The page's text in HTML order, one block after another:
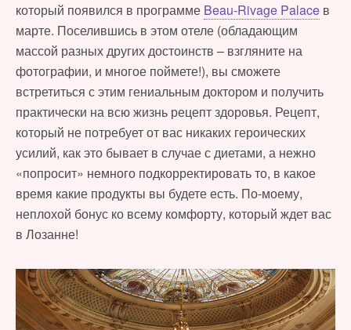
который появился в программе Beau-Rivage Palace в
марте. Поселившись в этом отеле (обладающим
массой разных других достоинств – взгляните на
фотографии, и многое поймете!), вы сможете
встретиться с этим гениальным доктором и получить
практически на всю жизнь рецепт здоровья. Рецепт,
который не потребует от вас никаких героических
усилий, как это бывает в случае с диетами, а нежно
«попросит» немного подкорректировать то, в какое
время какие продукты вы будете есть. По-моему,
неплохой бонус ко всему комфорту, который ждет вас
в Лозанне!